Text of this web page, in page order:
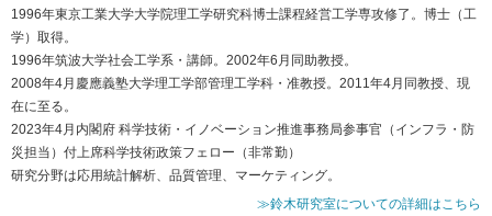
1996年東京工業大学大学院理工学研究科博士課程経営工学専攻修了。博士（工
学）取得。
1996年筑波大学社会工学系・講師。2002年6月同助教授。
2008年4月慶應義塾大学理工学部管理工学科・准教授。2011年4月同教授、現
在に至る。
2023年4月内閣府 科学技術・イノベーション推進事務局参事官（インフラ・防
災担当）付上席科学技術政策フェロー（非常勤）
研究分野は応用統計解析、品質管理、マーケティング。
≫鈴木研究室についての詳細はこちら